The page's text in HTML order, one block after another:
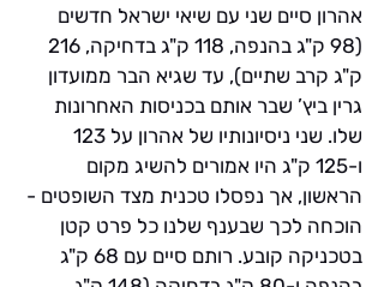
אהרון סיים שני עם שיאי ישראל חדשים
ק"ג קרב שתיים), עד שגיא הבר ממועדון
גרין ביץ’ שבר אותם בכניסות האחרונות
ו-125 ק"ג היו אמורים להשיג מקום
הראשון, אך נפסלו טכנית מצד השופטים -
הוכחה לכך שבענף שלנו כל פרט קטן
בטכניקה קובע. רותם סיים עם 68 ק"ג